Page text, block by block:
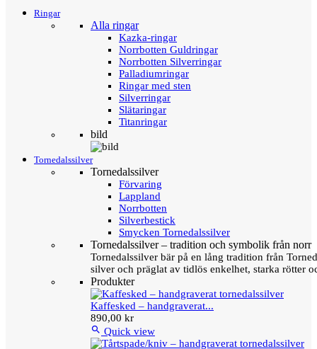
Ringar
Alla ringar
Kazka-ringar
Norrbotten Guldringar
Norrbotten Silverringar
Palladiumringar
Ringar med sten
Silverringar
Slätaringar
Titanringar
bild
Tornedalssilver
Tornedalssilver
Förvaring
Lappland
Norrbotten
Silverbestick
Smycken Tornedalssilver
Tornedalssilver – tradition och symbolik från norr
Tornedalssilver bär på en lång tradition från
silver och präglat av tidlös enkelhet, starka rötter
Produkter
Kaffesked – handgraverat...
890,00 kr
 Quick view